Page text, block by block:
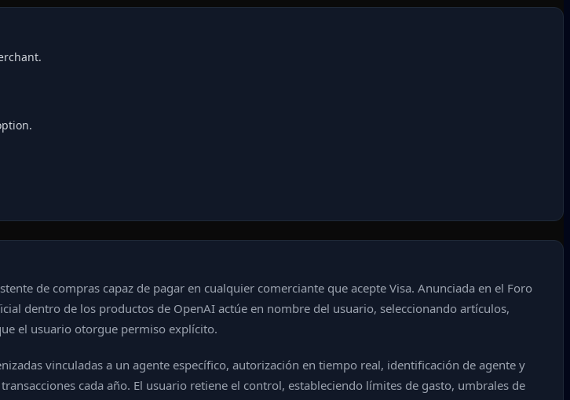
de compras capaz de pagar en cualquier comerciante que acepte Visa. Anunciada en el Foro
dentro de los productos de OpenAI actúe en nombre del usuario, seleccionando artículos,
el usuario otorgue permiso explícito.
vinculadas a un agente específico, autorización en tiempo real, identificación de agente y
cada año. El usuario retiene el control, estableciendo límites de gasto, umbrales de